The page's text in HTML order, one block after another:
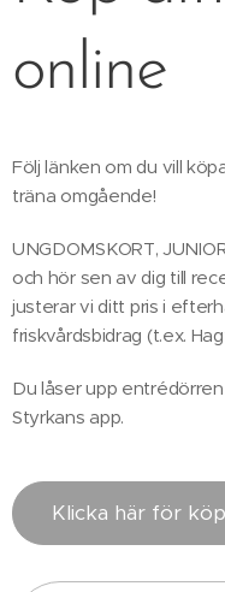
online
Följ länken om du vill
träna omgående!
UNGDOMSKORT,
och hör sen av dig till
justerar vi ditt pris i
friskvårdsbidrag (t.ex.
Du låser upp
Styrkans app.
Klicka här för